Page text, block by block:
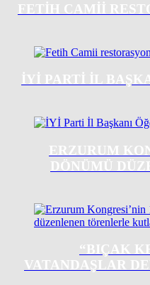
FETIH CAMII
İYİ PARTI İL
ERZURUM
DÖNÜMÜ
“BIÇAK
VATANDAŞLAR